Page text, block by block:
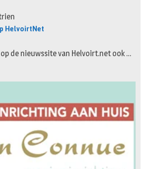
HelvoirtNet
de nieuwssite van Helvoirt.net ook …